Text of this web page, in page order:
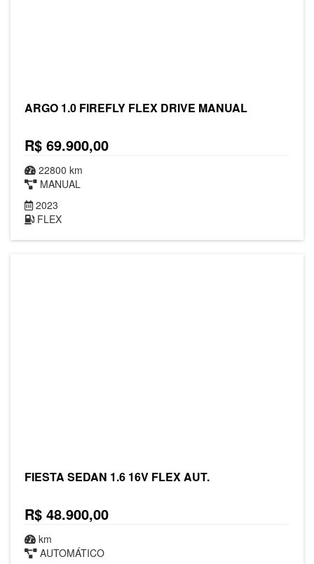
ARGO 1.0 FIREFLY FLEX DRIVE MANUAL
R$ 69.900,00
22800 km
MANUAL
2023
FLEX
FIESTA SEDAN 1.6 16V FLEX AUT.
R$ 48.900,00
km
AUTOMÁTICO